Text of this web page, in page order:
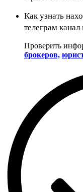
Как узнать
телеграм
Проверить
брокеров,